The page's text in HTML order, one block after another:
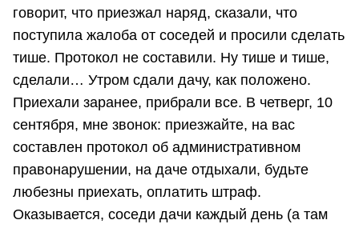
говорит, что приезжал наряд, сказали, что
поступила жалоба от соседей и просили сделать
тише. Протокол не составили. Ну тише и тише,
сделали… Утром сдали дачу, как положено.
Приехали заранее, прибрали все. В четверг, 10
сентября, мне звонок: приезжайте, на вас
составлен протокол об административном
правонарушении, на даче отдыхали, будьте
любезны приехать, оплатить штраф.
Оказывается, соседи дачи каждый день (а там